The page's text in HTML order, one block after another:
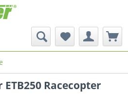
Racecopter